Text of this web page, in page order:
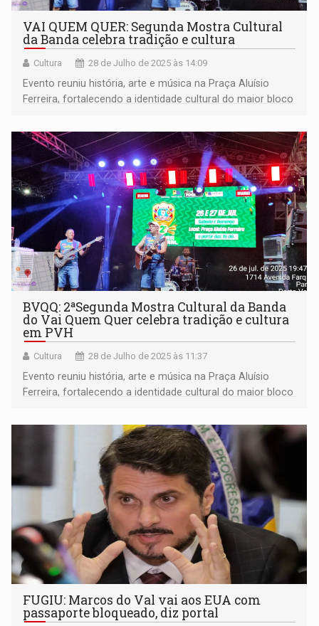
VAI QUEM QUER: Segunda Mostra Cultural
da Banda celebra tradição e cultura
Cultura 28 de Julho de 2025 às 14:09
Evento reuniu história, arte e música na Praça Aluísio
Ferreira, fortalecendo a identidade cultural do maior bloco
BVQQ: 2ªSegunda Mostra Cultural da Banda
do Vai Quem Quer celebra tradição e cultura
em PVH
Cultura 28 de Julho de 2025 às 11:37
Evento reuniu história, arte e música na Praça Aluísio
Ferreira, fortalecendo a identidade cultural do maior bloco
FUGIU: Marcos do Val vai aos EUA com
passaporte bloqueado, diz portal